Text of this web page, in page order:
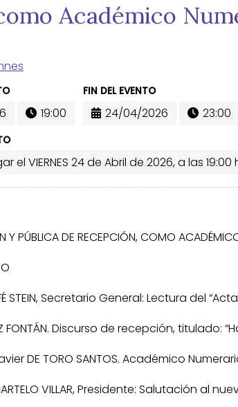
Académico
19:00
FIN DEL EVENTO
24/04/2026 23:00
el VIERNES 24 de Abril de 2026, a las
Y PÚBLICA DE RECEPCIÓN, COMO
STEIN, Secretario General: Lectura del
FONTÁN. Discurso de recepción,
DE TORO SANTOS. Académico
VILLAR, Presidente: Salutación al